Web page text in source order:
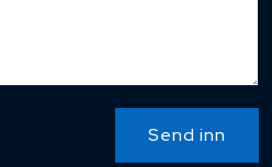
Send inn